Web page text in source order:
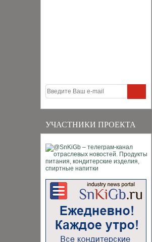
УЧАСТНИКИ ПРОЕКТА